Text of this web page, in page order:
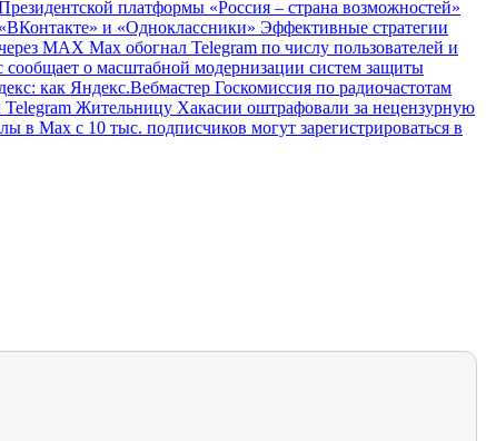
платформы «Россия – страна возможностей»
и «Одноклассники» Эффективные стратегии
MAX Max обогнал Telegram по числу пользователей и
сообщает о масштабной модернизации систем защиты
как Яндекс.Вебмастер Госкомиссия по радиочастотам
Telegram Жительницу Хакасии оштрафовали за нецензурную
в Мах с 10 тыс. подписчиков могут зарегистрироваться в